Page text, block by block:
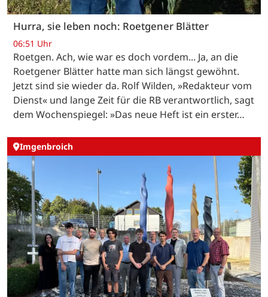
Hurra, sie leben noch: Roetgener Blätter
06:51 Uhr
Roetgen. Ach, wie war es doch vordem... Ja, an die
Roetgener Blätter hatte man sich längst gewöhnt.
Jetzt sind sie wieder da. Rolf Wilden, »Redakteur vom
Dienst« und lange Zeit für die RB verantwortlich, sagt
dem Wochenspiegel: »Das neue Heft ist ein erster…
Imgenbroich